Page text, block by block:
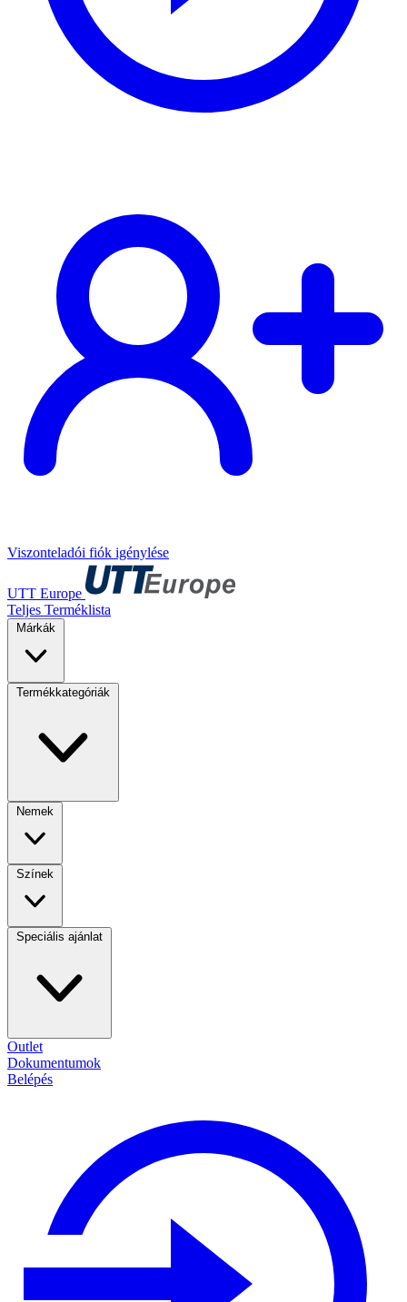
Viszonteladói fiók igénylése
UTT Europe
Teljes Terméklista
Márkák
Termékkategóriák
Nemek
Színek
Speciális ajánlat
Outlet
Dokumentumok
Belépés